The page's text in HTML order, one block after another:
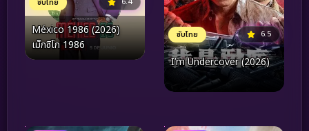
ซับไทย
México 1986 (2026)
เม็กซิโก 1986
ซับไทย 6.5
I’m Undercover (2026)